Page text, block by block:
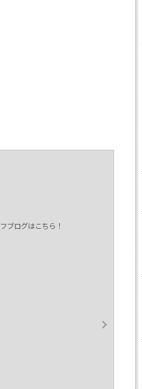
ブログはこちら！